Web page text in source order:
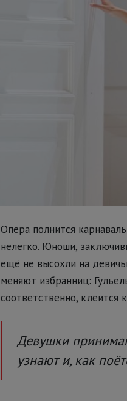
Опера полнится
нелегко. Юноши,
ещё не высохли на
меняют избранниц:
соответственно,
Девушки
узнают и, как